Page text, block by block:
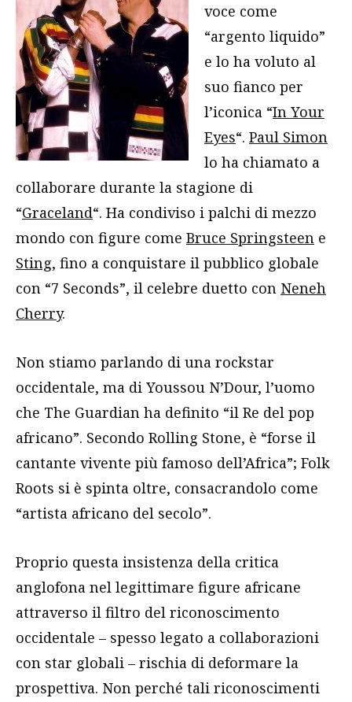
voce come
“argento liquido”
e lo ha voluto al
suo fianco per
l’iconica “In Your
Eyes“. Paul Simon
lo ha chiamato a
collaborare durante la stagione di
“Graceland“. Ha condiviso i palchi di mezzo
mondo con figure come Bruce Springsteen e
Sting, fino a conquistare il pubblico globale
con “7 Seconds”, il celebre duetto con Neneh
Cherry.
Non stiamo parlando di una rockstar
occidentale, ma di Youssou N’Dour, l’uomo
che The Guardian ha definito “il Re del pop
africano”. Secondo Rolling Stone, è “forse il
cantante vivente più famoso dell’Africa”; Folk
Roots si è spinta oltre, consacrandolo come
“artista africano del secolo”.
Proprio questa insistenza della critica
anglofona nel legittimare figure africane
attraverso il filtro del riconoscimento
occidentale – spesso legato a collaborazioni
con star globali – rischia di deformare la
prospettiva. Non perché tali riconoscimenti